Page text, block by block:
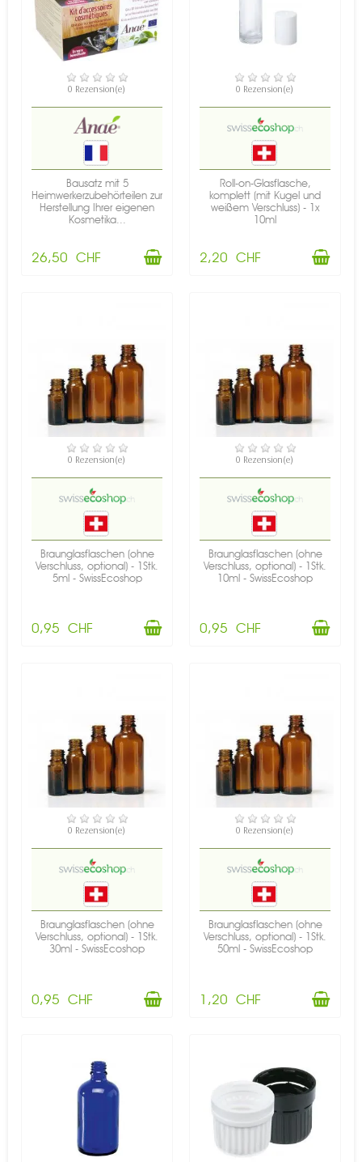
VERFÜGBAR
0 Rezension(e)
Bausatz mit 5
Heimwerkerzubehörteilen zur
Herstellung Ihrer eigenen
Kosmetika...
26,50 CHF
VERFÜGBAR
0 Rezension(e)
Roll-on-Glasflasche,
komplett (mit Kugel und
weißem Verschluss) - 1x
10ml
2,20 CHF
VERFÜGBAR
0 Rezension(e)
Braunglasflaschen (ohne
Verschluss, optional) - 1Stk.
5ml - SwissEcoshop
0,95 CHF
VERFÜGBAR
0 Rezension(e)
Braunglasflaschen (ohne
Verschluss, optional) - 1Stk.
10ml - SwissEcoshop
0,95 CHF
VERFÜGBAR
0 Rezension(e)
Braunglasflaschen (ohne
Verschluss, optional) - 1Stk.
30ml - SwissEcoshop
0,95 CHF
VERFÜGBAR
0 Rezension(e)
Braunglasflaschen (ohne
Verschluss, optional) - 1Stk.
50ml - SwissEcoshop
1,20 CHF